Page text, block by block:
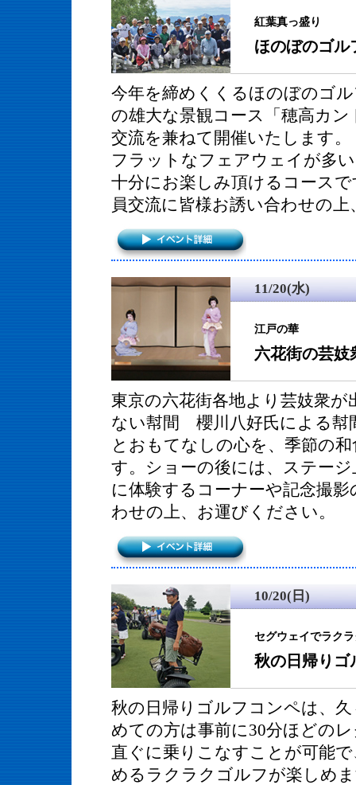
紅葉真っ盛り
ほのぼのゴル
今年を締めくくるほのぼのゴ
の雄大な景観コース「穂高カ
交流を兼ねて開催いたします。
フラットなフェアウェイが多
十分にお楽しみ頂けるコース
員交流に皆様お誘い合わせの
11/20(水)
江戸の華
六花街の芸妓
東京の六花街各地より芸妓衆
ない幇間 櫻川八好氏による幇
とおもてなしの心を、季節の
す。ショーの後には、ステー
に体験するコーナーや記念撮
わせの上、お運びください。
10/20(日)
セグウェイでラク
秋の日帰りゴ
秋の日帰りゴルフコンペは、
めての方は事前に30分ほどの
直ぐに乗りこなすことが可能
めるラクラクゴルフが楽しめ